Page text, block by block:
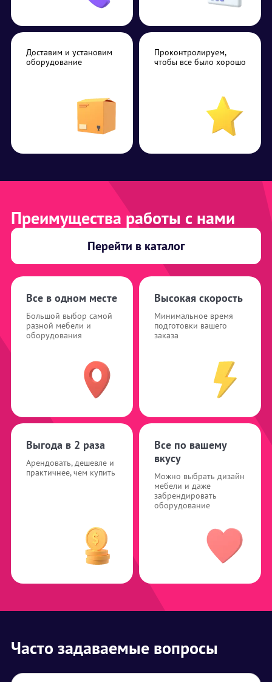
Доставим и установим
оборудование
Проконтролируем,
чтобы все было хорошо
Преимущества работы с нами
Перейти в каталог
Все в одном месте
Большой выбор самой
разной мебели и
оборудования
Высокая скорость
Минимальное время
подготовки вашего
заказа
Выгода в 2 раза
Арендовать, дешевле и
практичнее, чем купить
Все по вашему
вкусу
Можно выбрать дизайн
мебели и даже
забрендировать
оборудование
Часто задаваемые вопросы